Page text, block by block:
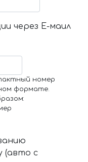
через Е-маил
номер
формате.
(авто с